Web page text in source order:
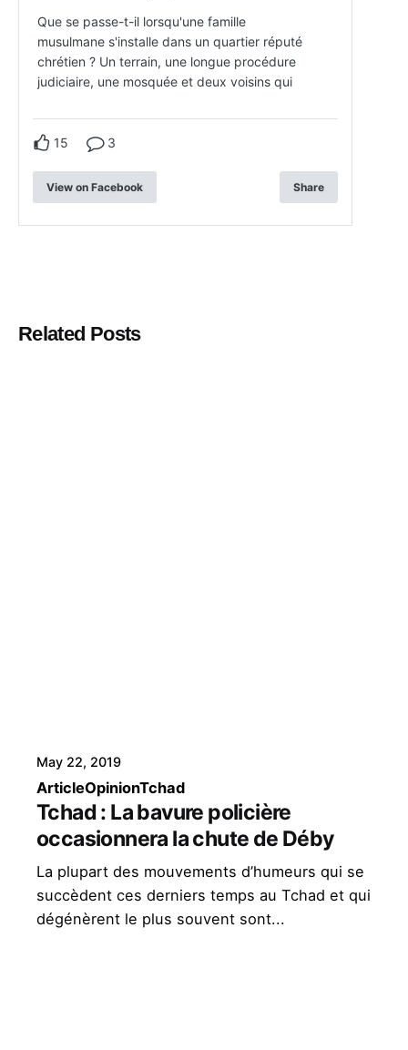
Que se passe-t-il lorsqu'une famille
musulmane s'installe dans un quartier réputé
chrétien ? Un terrain, une longue procédure
judiciaire, une mosquée et deux voisins qui
15 3
View on Facebook Share
Related Posts
May 22, 2019
ArticleOpinionTchad
Tchad : La bavure policière
occasionnera la chute de Déby
La plupart des mouvements d’humeurs qui se
succèdent ces derniers temps au Tchad et qui
dégénèrent le plus souvent sont...